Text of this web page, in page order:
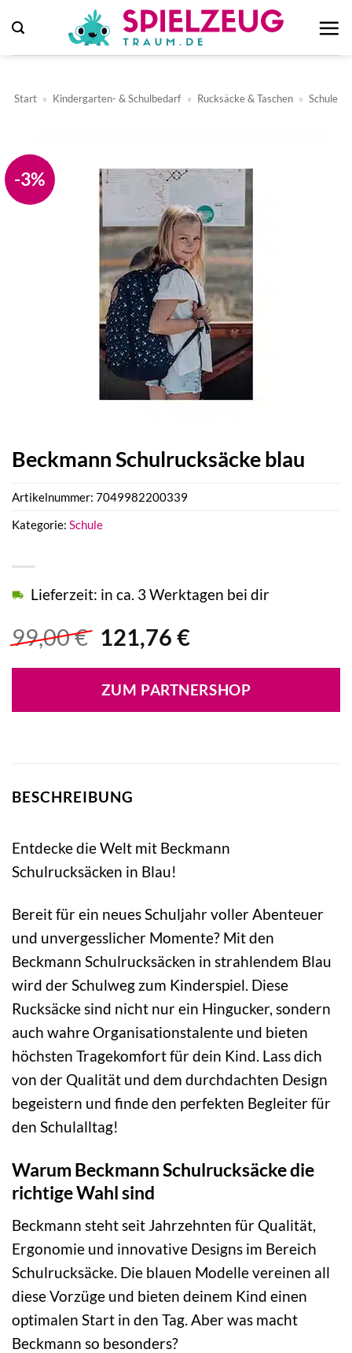
Inhalt
springen
Start » Kindergarten- & Schulbedarf » Rucksäcke & Taschen » Schule
-3%
Beckmann Schulrucksäcke blau
99,00€ Ursprünglicher
war:
99,00 €
121,76 €Aktueller
ist:
121,76 €.
Lieferzeit: in ca. 3 Werktagen bei dir
ZUM PARTNERSHOP
Artikelnummer: 7049982200339
Kategorie: Schule
BESCHREIBUNG
Entdecke die Welt mit Beckmann
Schulrucksäcken in Blau!
Bereit für ein neues Schuljahr voller Abenteuer
und unvergesslicher Momente? Mit den
Beckmann Schulrucksäcken in strahlendem Blau
wird der Schulweg zum Kinderspiel. Diese
Rucksäcke sind nicht nur ein Hingucker, sondern
auch wahre Organisationstalente und bieten
höchsten Tragekomfort für dein Kind. Lass dich
von der Qualität und dem durchdachten Design
begeistern und finde den perfekten Begleiter für
den Schulalltag!
Warum Beckmann Schulrucksäcke die
richtige Wahl sind
Beckmann steht seit Jahrzehnten für Qualität,
Ergonomie und innovative Designs im Bereich
Schulrucksäcke. Die blauen Modelle vereinen all
diese Vorzüge und bieten deinem Kind einen
optimalen Start in den Tag. Aber was macht
Beckmann so besonders?